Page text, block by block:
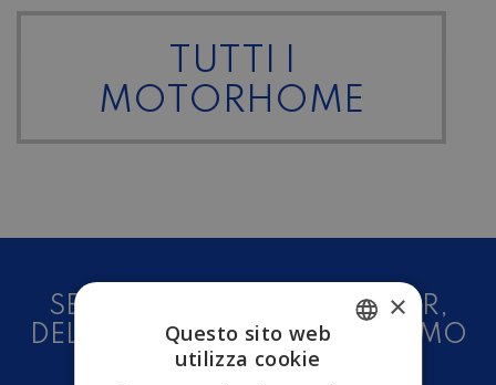
TUTTI I
MOTORHOME
SEI UN AMANTE DEL CAMPER,
DELLE CARAVAN E DEL TURISMO
ALL'ARIA APERTA?
×
Questo sito web
utilizza cookie